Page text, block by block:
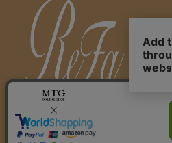
特定商取引に関する法律に基づく表記
個人情報保護方針